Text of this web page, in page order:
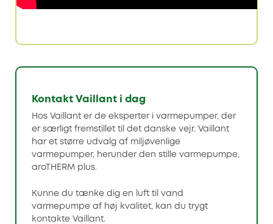
Kontakt Vaillant i dag
Hos Vaillant er de eksperter i varmepumper, der
er særligt fremstillet til det danske vejr. Vaillant
har et større udvalg af miljøvenlige
varmepumper, herunder den stille varmepumpe,
aroTHERM plus.
Kunne du tænke dig en luft til vand
varmepumpe af høj kvalitet, kan du trygt
kontakte Vaillant.